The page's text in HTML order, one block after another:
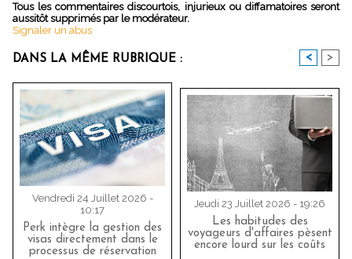
Tous les commentaires discourtois, injurieux ou diffamatoires seront
aussitôt supprimés par le modérateur.
Signaler un abus
DANS LA MÊME RUBRIQUE : < >
Vendredi 24 Juillet 2026 -
10:17
Perk intègre la gestion des
visas directement dans le
processus de réservation
Jeudi 23 Juillet 2026 - 19:26
Les habitudes des
voyageurs d'affaires pèsent
encore lourd sur les coûts